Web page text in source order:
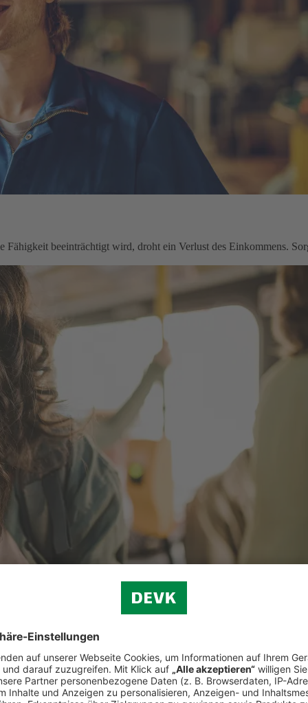
beeinträchtigt wird, droht ein Verlust des Einkommens.
Vorsorge trägt die betriebliche Altersvorsorge zu einem